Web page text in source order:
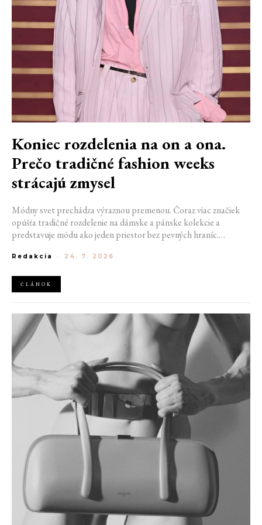
Koniec rozdelenia na on a ona.
Prečo tradičné fashion weeks
strácajú zmysel
Módny svet prechádza výraznou premenou. Čoraz viac značiek
opúšťa tradičné rozdelenie na dámske a pánske kolekcie a
predstavuje módu ako jeden priestor bez pevných hraníc.
udržateľnosť naznačujú, že klasické týždne módy môžu čoskoro
Redakcia - 24. 7. 2026
ČLÁNOK